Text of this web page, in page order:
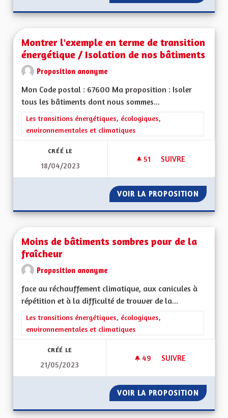
Montrer l'exemple en terme de transition
énergétique / Isolation de nos bâtiments
Proposition anonyme
Mon Code postal : 67600 Ma proposition : Isoler
tous les bâtiments dont nous sommes...
Filtrer les résultats de la catégorie : Les transitions
Les transitions énergétiques, écologiques,
environnementales et climatiques
CRÉÉ LE
18/04/2023
51 51 ABONNÉS
SUIVRE
VOIR LA PROPOSITION
Moins de bâtiments sombres pour de la
fraîcheur
Proposition anonyme
face au réchauffement climatique, aux canicules à
répétition et à la difficulté de trouver de la...
Filtrer les résultats de la catégorie : Les transitions
Les transitions énergétiques, écologiques,
environnementales et climatiques
CRÉÉ LE
21/05/2023
49 49 ABONNÉS
SUIVRE
VOIR LA PROPOSITION